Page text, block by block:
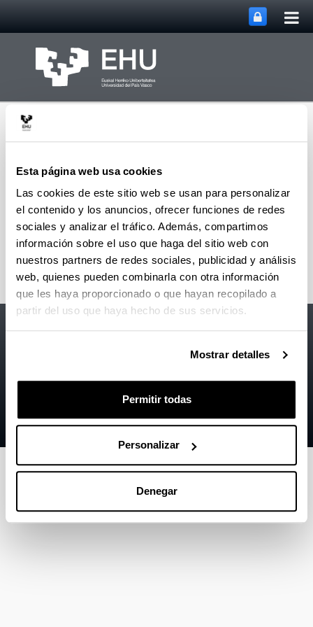
Esta página web usa cookies
Las cookies de este sitio web se usan para personalizar
el contenido y los anuncios, ofrecer funciones de redes
sociales y analizar el tráfico. Además, compartimos
información sobre el uso que haga del sitio web con
nuestros partners de redes sociales, publicidad y análisis
web, quienes pueden combinarla con otra información
que les haya proporcionado o que hayan recopilado a
partir del uso que haya hecho de sus servicios.
Mostrar detalles
Permitir todas
Personalizar
Denegar
Departamento de
Fisiología
MenúAbrir/cerrar
Accesibilidad